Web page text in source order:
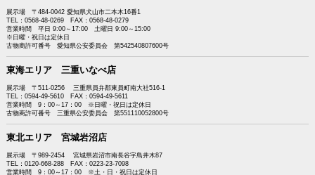
展示場 〒484-0042 愛知県犬山市二本木16番1
TEL：0568-48-0269 FAX：0568-48-0279
営業時間 平日 9:00～17:00 土曜日 9:00～15:00
※日曜・祝日は定休日
古物商許可番号 愛知県公安委員会 第542540807600号
東海エリア 三重いなべ店
展示場 〒511-0256 三重県員弁郡東員町南大社516-1
TEL：0594-49-5610 FAX：0594-49-5611
営業時間 9：00～17：00 ※日曜・祝日は定休日
古物商許可番号 三重県公安委員会 第551110052800号
東北エリア 宮城岩沼店
展示場 〒989-2454 宮城県岩沼市南長谷字鳥井木87
TEL：0120-668-288 FAX：0223-23-7098
営業時間 9：00～17：00 ※土・日・祝日は定休日